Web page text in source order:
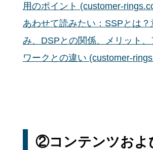
用のポイント (customer-
あわせて読みたい：SSPとは？
み、DSPとの関係、メリット、
ワークとの違い (customer-
②コンテンツおよ